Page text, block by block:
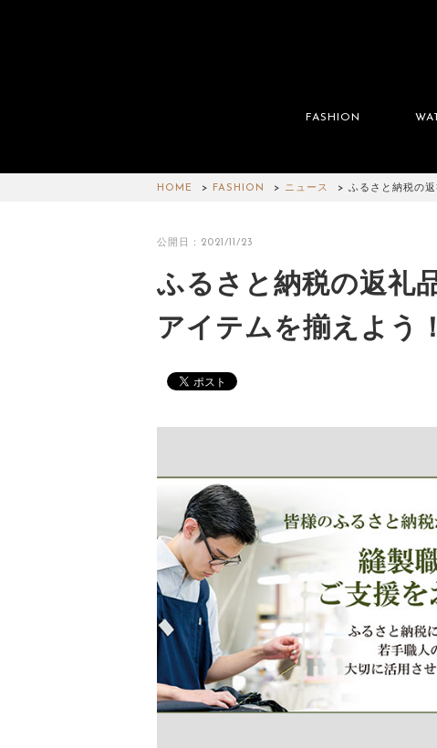
FASHION
HOME FASHION ニュース ふるさと納税の
公開日：2021/11/23
ふるさと納税の返礼
アイテムを揃えよう！